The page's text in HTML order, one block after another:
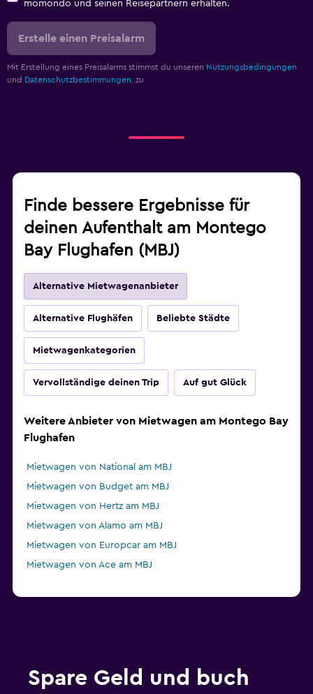
momondo und seinen Reisepartnern erhalten.
Erstelle einen Preisalarm
Mit Erstellung eines Preisalarms stimmst du unseren Nutzungsbedingungen
und Datenschutzbestimmungen. zu
Finde bessere Ergebnisse für
deinen Aufenthalt am Montego
Bay Flughafen (MBJ)
Alternative Mietwagenanbieter
Alternative Flughäfen Beliebte Städte
Mietwagenkategorien
Vervollständige deinen Trip Auf gut Glück
Weitere Anbieter von Mietwagen am Montego Bay
Flughafen
Mietwagen von National am MBJ
Mietwagen von Budget am MBJ
Mietwagen von Hertz am MBJ
Mietwagen von Alamo am MBJ
Mietwagen von Europcar am MBJ
Mietwagen von Ace am MBJ
Spare Geld und buch